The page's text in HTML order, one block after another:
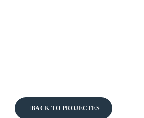
BACK TO PROJECTES